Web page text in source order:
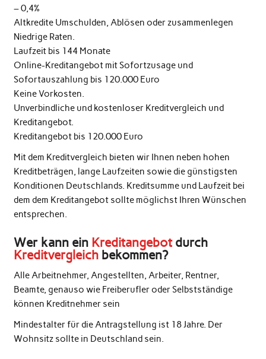
– 0,4%
Altkredite Umschulden, Ablösen oder zusammenlegen
Niedrige Raten.
Laufzeit bis 144 Monate
Online-Kreditangebot mit Sofortzusage und
Sofortauszahlung bis 120.000 Euro
Keine Vorkosten.
Unverbindliche und kostenloser Kreditvergleich und
Kreditangebot.
Kreditangebot bis 120.000 Euro
Mit dem Kreditvergleich bieten wir Ihnen neben hohen
Kreditbeträgen, lange Laufzeiten sowie die günstigsten
Konditionen Deutschlands. Kreditsumme und Laufzeit bei
dem dem Kreditangebot sollte möglichst Ihren Wünschen
entsprechen.
Wer kann ein Kreditangebotdurch
Kreditvergleichbekommen?
Alle Arbeitnehmer, Angestellten, Arbeiter, Rentner,
Beamte, genauso wie Freiberufler oder Selbstständige
können Kreditnehmer sein
Mindestalter für die Antragstellung ist 18 Jahre. Der
Wohnsitz sollte in Deutschland sein.